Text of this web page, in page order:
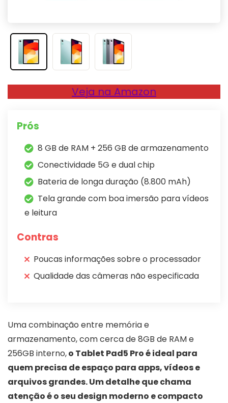
Veja na Amazon
Prós
8 GB de RAM + 256 GB de armazenamento
Conectividade 5G e dual chip
Bateria de longa duração (8.800 mAh)
Tela grande com boa imersão para vídeos
e leitura
Contras
Poucas informações sobre o processador
Qualidade das câmeras não especificada
Uma combinação entre memória e
armazenamento, com cerca de 8GB de RAM e
256GB interno,o Tablet Pad5 Pro é ideal para
quem precisa de espaço para apps, vídeos e
arquivos grandes. Um detalhe que chama
atenção é o seu design moderno e compacto